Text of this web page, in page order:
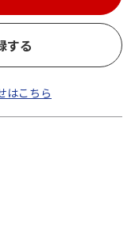
する
はこちら